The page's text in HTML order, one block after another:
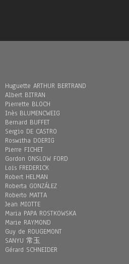
Huguette ARTHUR BERTRAND
Albert BITRAN
Pierrette BLOCH
Inès BLUMENCWEIG
Bernard BUFFET
Sergio DE CASTRO
Roswitha DOERIG
Pierre FICHET
Gordon ONSLOW FORD
Loïs FREDERICK
Robert HELMAN
Roberta GONZÁLEZ
Roberto MATTA
Jean MIOTTE
Maria PAPA ROSTKOWSKA
Marie RAYMOND
Guy de ROUGEMONT
SANYU 常玉
Gérard SCHNEIDER